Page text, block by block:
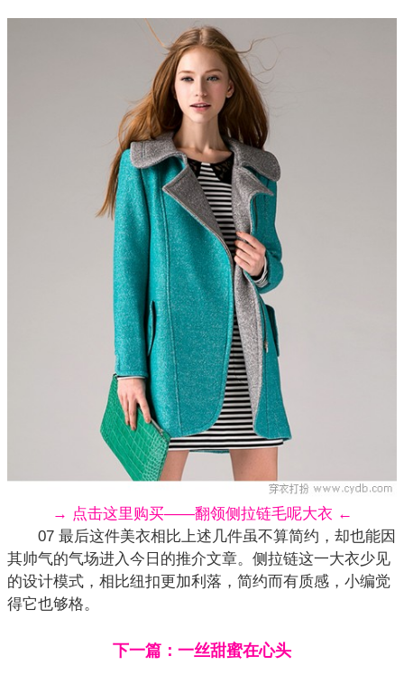
→ 点击这里购买——翻领侧拉链毛呢大衣 ←
07 最后这件美衣相比上述几件虽不算简约，却也能因
其帅气的气场进入今日的推介文章。侧拉链这一大衣少见
的设计模式，相比纽扣更加利落，简约而有质感，小编觉
得它也够格。
下一篇：一丝甜蜜在心头